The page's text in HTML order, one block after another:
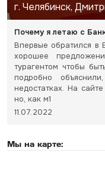
г. Челябинск,
Почему я летаю с
Впервые обратился в
хорошее
турагентом чтобы
подробно
недостатках. На
но, как м1
11.07.2022
Мы на карте: